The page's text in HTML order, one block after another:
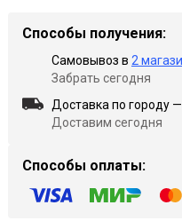
Способы получения:
Самовывоз в 2
Забрать сегодня
Доставка по городу —
Доставим сегодня
Способы оплаты: